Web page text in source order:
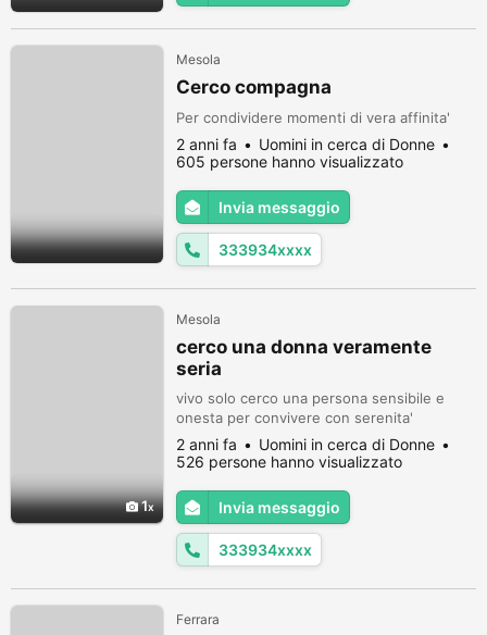
Mesola
Cerco compagna
Per condividere momenti di vera affinita'
2 anni fa
Uomini in cerca di Donne
605 persone hanno visualizzato
Invia messaggio
333934xxxx
1
Mesola
cerco una donna veramente
seria
vivo solo cerco una persona sensibile e
onesta per convivere con serenita'
2 anni fa
Uomini in cerca di Donne
526 persone hanno visualizzato
Invia messaggio
333934xxxx
Ferrara